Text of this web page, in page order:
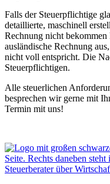
Falls der Steuerpflichtige
detaillierte, maschinell
Rechnung nicht
ausländische Rechnung
nicht voll entspricht. Die
Steuerpflichtigen.
Alle steuerlichen
besprechen wir gerne mit
Termin mit uns!